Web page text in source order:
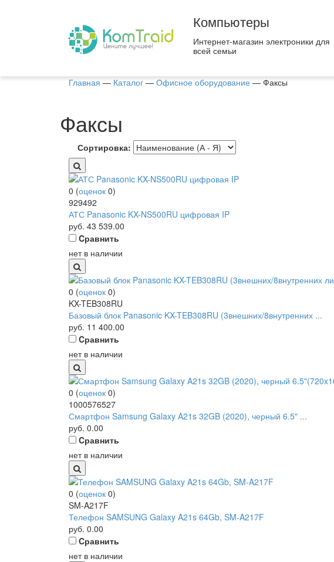
Компьютеры
Интернет-магазин электроники для
всей семьи
Главная — Каталог — Офисное оборудование — Факсы
Факсы
Сортировка:
0 (оценок 0)
929492
АТС Panasonic KX-NS500RU цифровая IP
руб. 43 539.00
Cравнить
нет в наличии
0 (оценок 0)
KX-TEB308RU
Базовый блок Panasonic KX-TEB308RU (3внешних/8внутренних ...
руб. 11 400.00
Cравнить
нет в наличии
0 (оценок 0)
1000576527
Смартфон Samsung Galaxy A21s 32GB (2020), черный 6.5" ...
руб. 0.00
Cравнить
нет в наличии
0 (оценок 0)
SM-A217F
Телефон SAMSUNG Galaxy A21s 64Gb, SM-A217F
руб. 0.00
Cравнить
нет в наличии